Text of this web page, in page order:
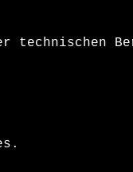
technischen